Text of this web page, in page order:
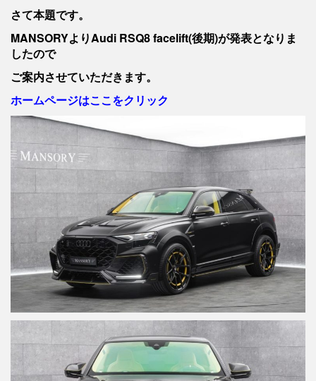
さて本題です。
MANSORYよりAudi RSQ8 facelift(後期)が発表となりま
したので
ご案内させていただきます。
ホームページはここをクリック